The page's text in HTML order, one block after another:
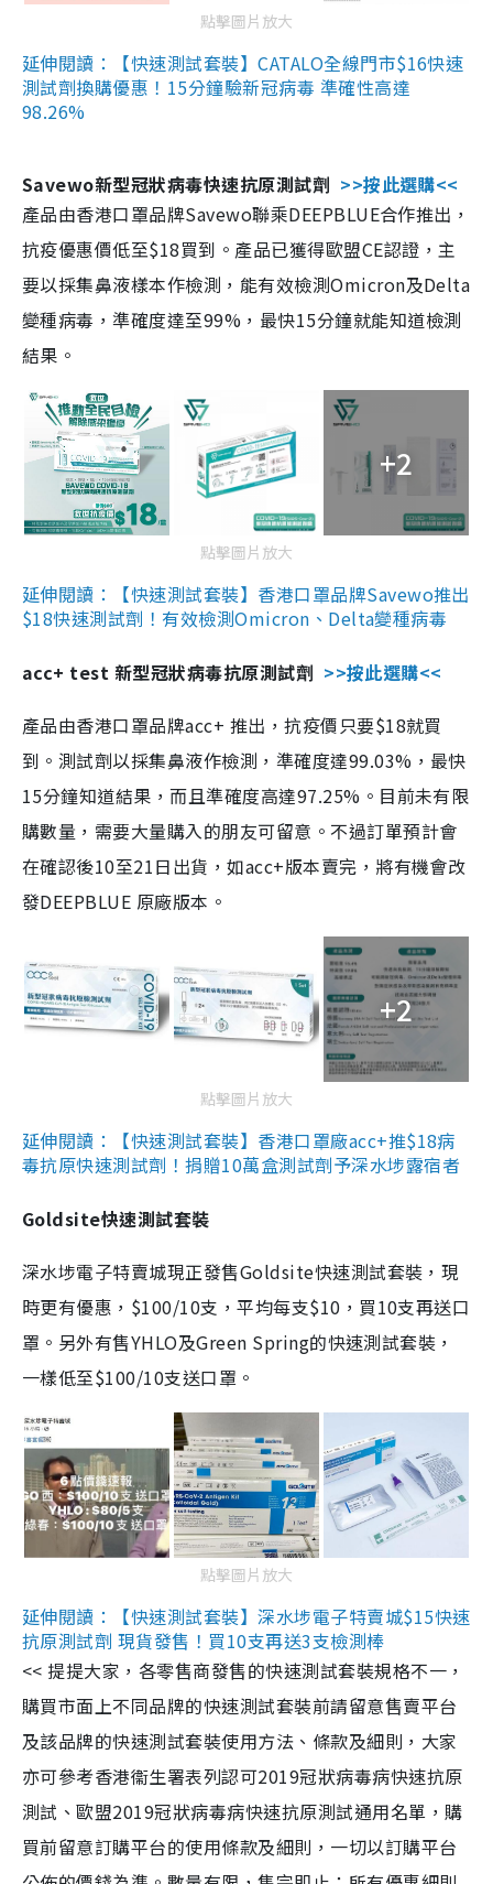
點擊圖片放大
延伸閱讀：【快速測試套裝】CATALO全線門市$16快速
測試劑換購優惠！15分鐘驗新冠病毒 準確性高達
98.26%
Savewo新型冠狀病毒快速抗原測試劑 >>按此選購<<
產品由香港口罩品牌Savewo聯乘DEEPBLUE合作推出，
抗疫優惠價低至$18買到。產品已獲得歐盟CE認證，主
要以採集鼻液樣本作檢測，能有效檢測Omicron及Delta
變種病毒，準確度達至99%，最快15分鐘就能知道檢測
結果。
+2
點擊圖片放大
延伸閱讀：【快速測試套裝】香港口罩品牌Savewo推出
$18快速測試劑！有效檢測Omicron、Delta變種病毒
acc+ test 新型冠狀病毒抗原測試劑 >>按此選購<<
產品由香港口罩品牌acc+ 推出，抗疫價只要$18就買
到。測試劑以採集鼻液作檢測，準確度達99.03%，最快
15分鐘知道結果，而且準確度高達97.25%。目前未有限
購數量，需要大量購入的朋友可留意。不過訂單預計會
在確認後10至21日出貨，如acc+版本賣完，將有機會改
發DEEPBLUE 原廠版本。
+2
點擊圖片放大
延伸閱讀：【快速測試套裝】香港口罩廠acc+推$18病
毒抗原快速測試劑！捐贈10萬盒測試劑予深水埗露宿者
Goldsite快速測試套裝
深水埗電子特賣城現正發售Goldsite快速測試套裝，現
時更有優惠，$100/10支，平均每支$10，買10支再送口
罩。另外有售YHLO及Green Spring的快速測試套裝，
一樣低至$100/10支送口罩。
點擊圖片放大
延伸閱讀：【快速測試套裝】深水埗電子特賣城$15快速
抗原測試劑 現貨發售！買10支再送3支檢測棒
<< 提提大家，各零售商發售的快速測試套裝規格不一，
購買市面上不同品牌的快速測試套裝前請留意售賣平台
及該品牌的快速測試套裝使用方法、條款及細則，大家
亦可參考香港衞生署表列認可2019冠狀病毒病快速抗原
測試、歐盟2019冠狀病毒病快速抗原測試通用名單，購
買前留意訂購平台的使用條款及細則，一切以訂購平台